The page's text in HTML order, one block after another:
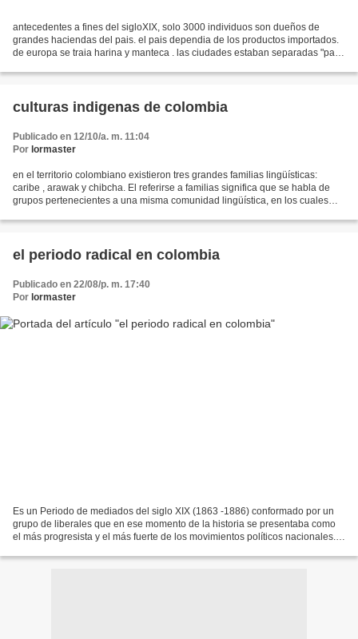
antecedentes a fines del sigloXIX, solo 3000 individuos son dueños de
grandes haciendas del pais. el pais dependia de los productos importados.
de europa se traia harina y manteca . las ciudades estaban separadas "para
culturas indigenas de colombia
Publicado en 12/10/a. m. 11:04
Por lormaster
en el territorio colombiano existieron tres grandes familias lingüísticas:
caribe , arawak y chibcha. El referirse a familias significa que se habla de
grupos pertenecientes a una misma comunidad lingüística, en los cuales
el periodo radical en colombia
Publicado en 22/08/p. m. 17:40
Por lormaster
Es un Periodo de mediados del siglo XIX (1863 -1886) conformado por un
grupo de liberales que en ese momento de la historia se presentaba como
el más progresista y el más fuerte de los movimientos políticos nacionales.